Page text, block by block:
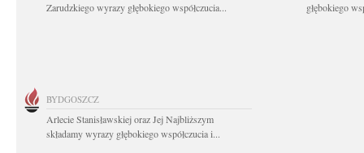
Zarudzkiego wyrazy głębokiego współczucia...
głębokiego
BYDGOSZCZ
Arlecie Stanisławskiej oraz Jej Najbliższym
składamy wyrazy głębokiego współczucia i...